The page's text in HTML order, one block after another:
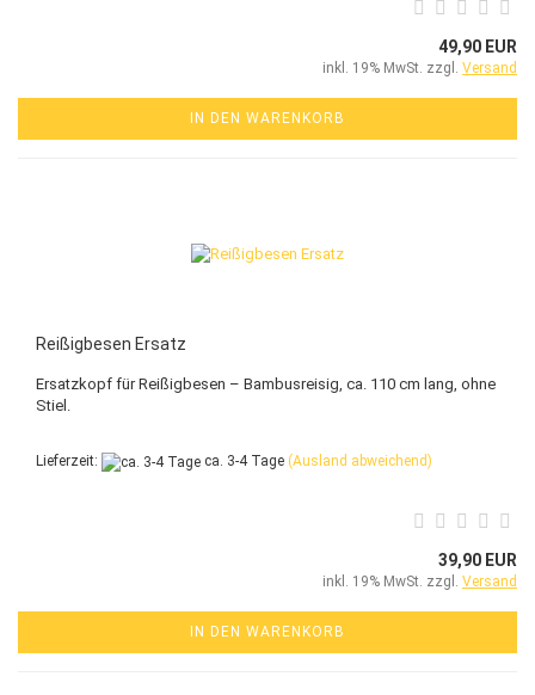
49,90 EUR
inkl. 19% MwSt. zzgl. Versand
IN DEN WARENKORB
Reißigbesen Ersatz
Ersatzkopf für Reißigbesen – Bambusreisig, ca. 110 cm lang, ohne
Stiel.
Lieferzeit: ca. 3-4 Tage (Ausland abweichend)
39,90 EUR
inkl. 19% MwSt. zzgl. Versand
IN DEN WARENKORB